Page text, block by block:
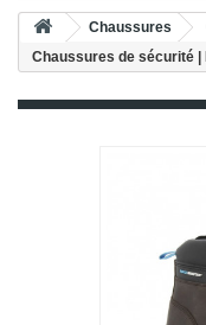
Chaussures
Chaussures de sécurité |